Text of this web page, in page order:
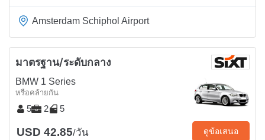
Amsterdam Schiphol Airport
มาตรฐาน/ระดับกลาง
BMW 1 Series
หรือคล้ายกัน
5 2 5
USD 42.85/วัน ดูข้อเสนอ